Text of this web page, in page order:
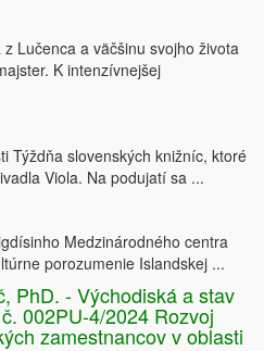
Lučenca a väčšinu svojho života
K intenzívnejšej
Týždňa slovenských knižníc, ktoré
Viola. Na podujatí sa ...
Medzinárodného centra
porozumenie Islandskej ...
PhD. - Východiská a stav
002PU-4/2024 Rozvoj
zamestnancov v oblasti